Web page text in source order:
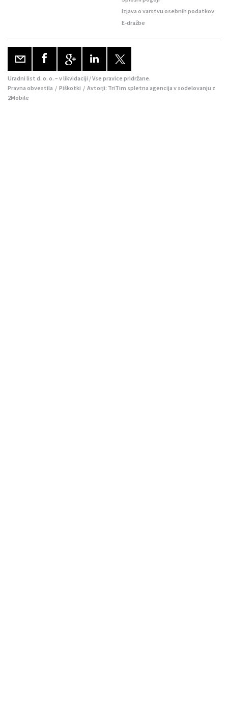
Izjava o varstvu osebnih podatkov
E-dražbe
Uradni list d. o. o. – v likvidaciji / Vse pravice pridržane.
Pravna obvestila / Piškotki / Avtorji: TriTim spletna agencija v sodelovanju z
2Mobile